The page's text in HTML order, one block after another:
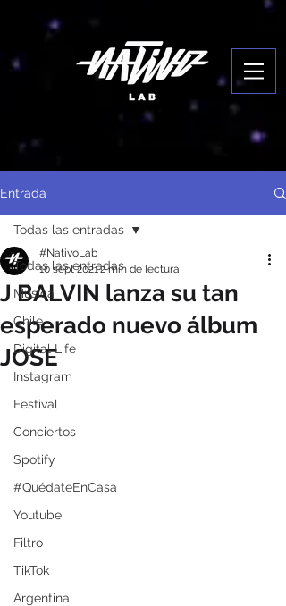
Entrada
Todas las entradas
Música
Chile
Digital Life
Instagram
Festival
Conciertos
Spotify
#QuédateEnCasa
Youtube
Filtro
TikTok
Argentina
Todas las entradas
J BALVIN lanza su tan
esperado nuevo álbum
JOSE
#NativoLab
10 sept 20212 min de lectura